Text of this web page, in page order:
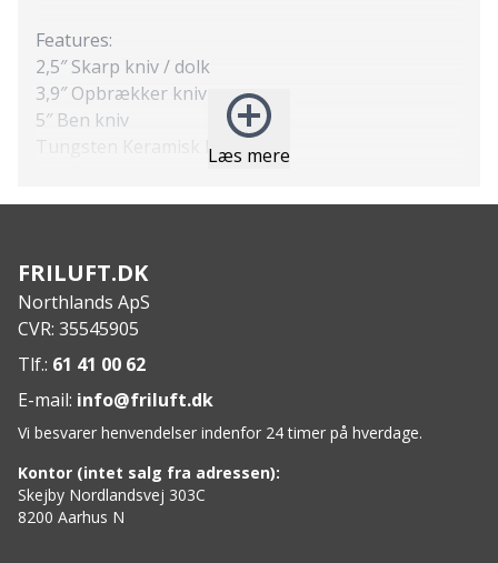
Læs mere
Features:
2,5″ Skarp kniv / dolk
3,9″ Opbrækker kniv
5″ Ben kniv
Tungsten Keramisk knivsliber
Ribbenspreder
Specs:
Stål: 420J2 rustfrit
Skæfte: Nonslip gummiarmeret med Elk Horn
indlæg
FRILUFT.DK
Northlands ApS
CVR: 35545905
Tlf.: 61 41 00 62
E-mail: info@friluft.dk
Vi besvarer henvendelser indenfor 24 timer på hverdage.
Kontor (intet salg fra adressen):
Skejby Nordlandsvej 303C
8200 Aarhus N